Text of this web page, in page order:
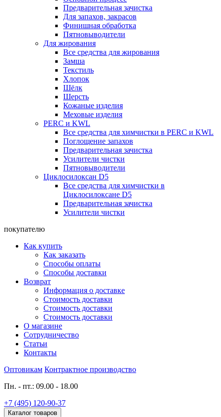
Предварительная зачистка
Для запахов, закрасов
Финишная обработка
Пятновыводители
Для жирования
Все средства для жирования
Замша
Текстиль
Хлопок
Шёлк
Шерсть
Кожаные изделия
Меховые изделия
PERC и KWL
Все средства для химчистки в PERC и KWL
Поглощение запахов
Предварительная зачистка
Усилители чистки
Пятновыводители
Циклосилоксан D5
Все средства для химчистки в
Циклосилоксане D5
Предварительная зачистка
Усилители чистки
покупателю
Как купить
Как заказать
Способы оплаты
Способы доставки
Возврат
Информация о доставке
Стоимость доставки
Стоимость доставки
Стоимость доставки
О магазине
Сотрудничество
Статьи
Контакты
Оптовикам Контрактное производство
Пн. - пт.: 09.00 - 18.00
+7 (495) 120-90-37
Каталог товаров